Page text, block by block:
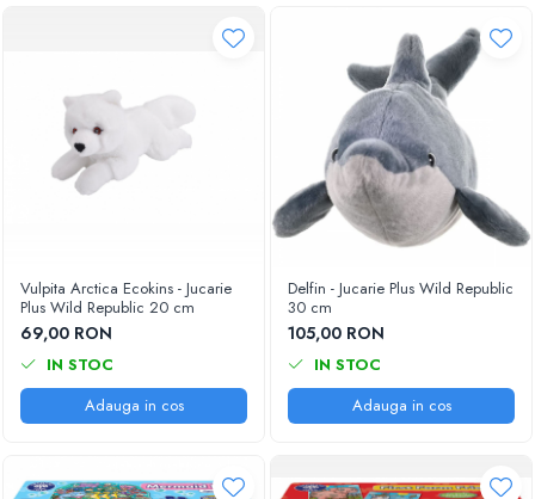
Vulpita Arctica Ecokins - Jucarie
Plus Wild Republic 20 cm
69,00 RON
IN STOC
Adauga in cos
Delfin - Jucarie Plus Wild Republic
30 cm
105,00 RON
IN STOC
Adauga in cos